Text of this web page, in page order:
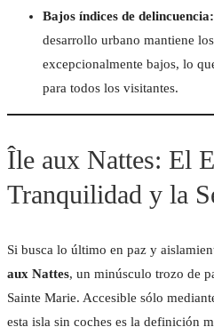
Bajos índices de delincuencia:
desarrollo urbano mantiene
excepcionalmente bajos, lo
para todos los visitantes.
Île aux Nattes: El
Tranquilidad y la
Si busca lo último en paz y
aux Nattes, un minúsculo trozo de
Sainte Marie. Accesible sólo
esta isla sin coches es la definición